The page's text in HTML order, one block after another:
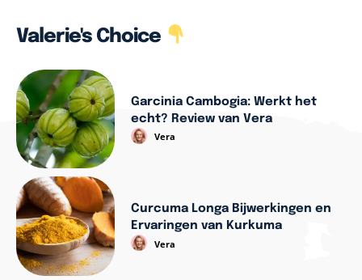
Valerie's Choice
Garcinia Cambogia: Werkt het
echt? Review van Vera
Vera
Curcuma Longa Bijwerkingen en
Ervaringen van Kurkuma
Vera